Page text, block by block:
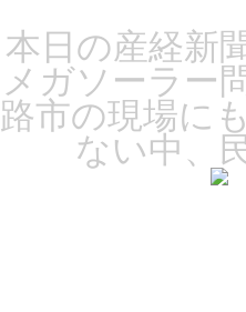
本日の産経新
メガソーラー
路市の現場に
ない中、